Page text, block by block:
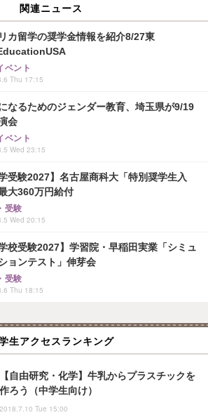
関連ニュース
カ留学の奨学金情報を紹介8/27東
ベント
Thu 17:15
なるためのジェンダー教育、埼玉県が9/19
会
ベント
Wed 23:15
学受験2027】名古屋商科大「特別奨学生入
大360万円給付
受験
Wed 20:15
学校受験2027】学習院・早稲田実業「シミュ
ョンテスト」伸芽会
受験
Thu 18:15
生アクセスランキング
【自由研究・化学】牛乳からプラスチックを
作ろう（中学生向け）
2018.7.10 Tue 15:00